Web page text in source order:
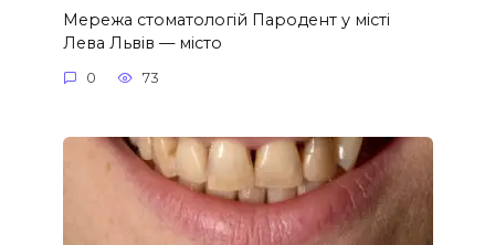
Мережа стоматологій Пародент у місті
Лева Львів — місто
0 73